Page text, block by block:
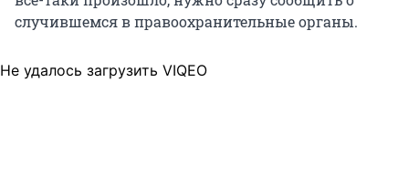
случившемся в правоохранительные органы.
Не удалось загрузить VIQEO